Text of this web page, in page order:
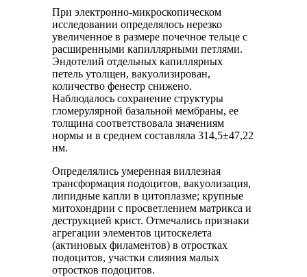
При электронно-микроскопическом
исследовании определялось нерезко
увеличенное в размере почечное тельце с
расширенными капиллярными петлями.
Эндотелий отдельных капиллярных
петель утолщен, вакуолизирован,
количество фенестр снижено.
Наблюдалось сохранение структуры
гломерулярной базальной мембраны, ее
толщина соответствовала значениям
нормы и в среднем составляла 314,5±47,22
нм.
Определялись умеренная виллезная
трансформация подоцитов, вакуолизация,
липидные капли в цитоплазме; крупные
митохондрии с просветлением матрикса и
деструкцией крист. Отмечались признаки
агрегации элементов цитоскелета
(актиновых филаментов) в отростках
подоцитов, участки слияния малых
отростков подоцитов.